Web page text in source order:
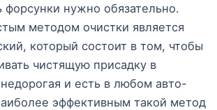
форсунки нужно обязательно.
методом очистки является
который состоит в том, чтобы
чистящую присадку в
и есть в любом авто-
эффективным такой метод